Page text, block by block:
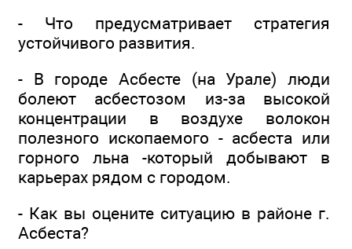
- Что предусматривает стратегия
устойчивого развития.
- В городе Асбесте (на Урале) люди
болеют асбестозом из-за высокой
концентрации в воздухе волокон
полезного ископаемого - асбеста или
горного льна -который добывают в
карьерах рядом с городом.
- Как вы оцените ситуацию в районе г.
Асбеста?